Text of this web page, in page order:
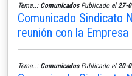
Tema..: ComunicadosPublicado el 27-
Comunicado Sindicato
reunión con la Empresa
Tema..: ComunicadosPublicado el 20-